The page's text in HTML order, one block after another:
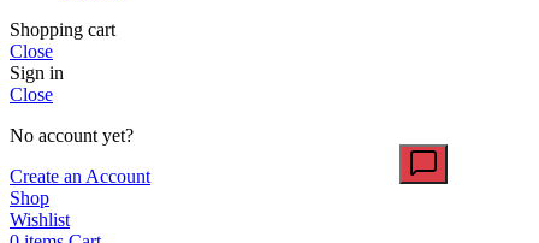
Shopping cart
Close
Sign in
Close
No account yet?
Create an Account
Shop
Wishlist